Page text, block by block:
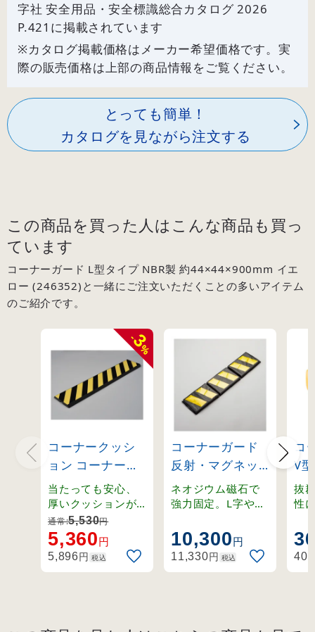
字社 安全用品・安全標識総合カタログ 2026
P.421 に掲載されています
※カタログ掲載価格はメーカー希望価格です。実
際の販売価格は上部の商品情報をご覧ください。
とっても簡単！
カタログを見ながら注文する
この商品を買った人はこんな商品も買っ
ています
コーナーガード L型タイプ NBR製 約44×44×900mm イエ
ロー (246352)と一緒にご注文いただくことの多いアイテム
のご紹介です。
-
3
%
コーナークッシ
ョン コーナーガ
ード 無反射タイ
プ
200×1000×25m
m (246020)
当たっても安心、
厚いクッションが
車をガード。折れ
曲がり可能なコー
ナー用。
通常:5,530円
5,360円
5,896円 税込
コーナーガード
反射・マグネッ
ト付き LFG-1
(246088)
ネオジウム磁石で
強力固定。L字や曲
に設置可能。
10,300円
11,330円 税込
コ
V
製
抜
性
和
机
402